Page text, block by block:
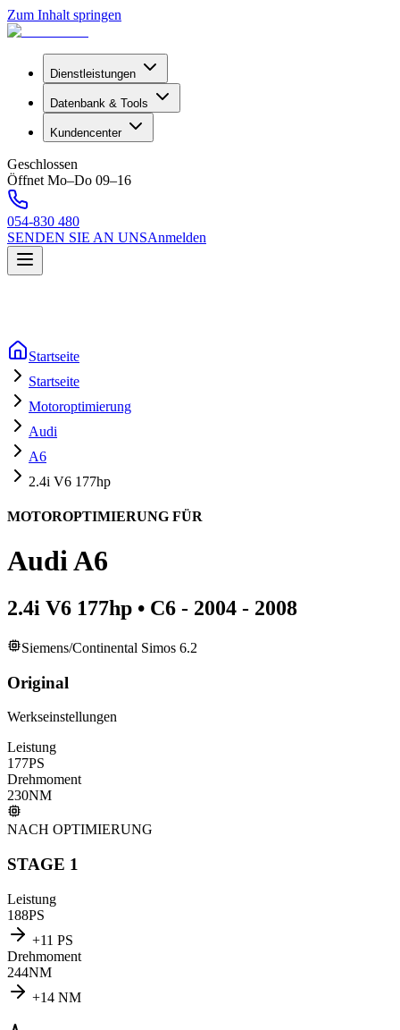
Zum Inhalt springen
Dienstleistungen
Datenbank & Tools
Kundencenter
Geschlossen
Öffnet Mo–Do 09–16
054-830 480
SENDEN SIE AN UNSAnmelden
Startseite
Startseite
Motoroptimierung
Audi
A6
2.4i V6 177hp
MOTOROPTIMIERUNG FÜR
AudiA6
2.4i V6 177hp • C6 - 2004 - 2008
Siemens/Continental Simos 6.2
Original
Werkseinstellungen
Leistung
177PS
Drehmoment
230NM
NACH OPTIMIERUNG
STAGE 1
Leistung
188PS
+11 PS
Drehmoment
244NM
+14 NM